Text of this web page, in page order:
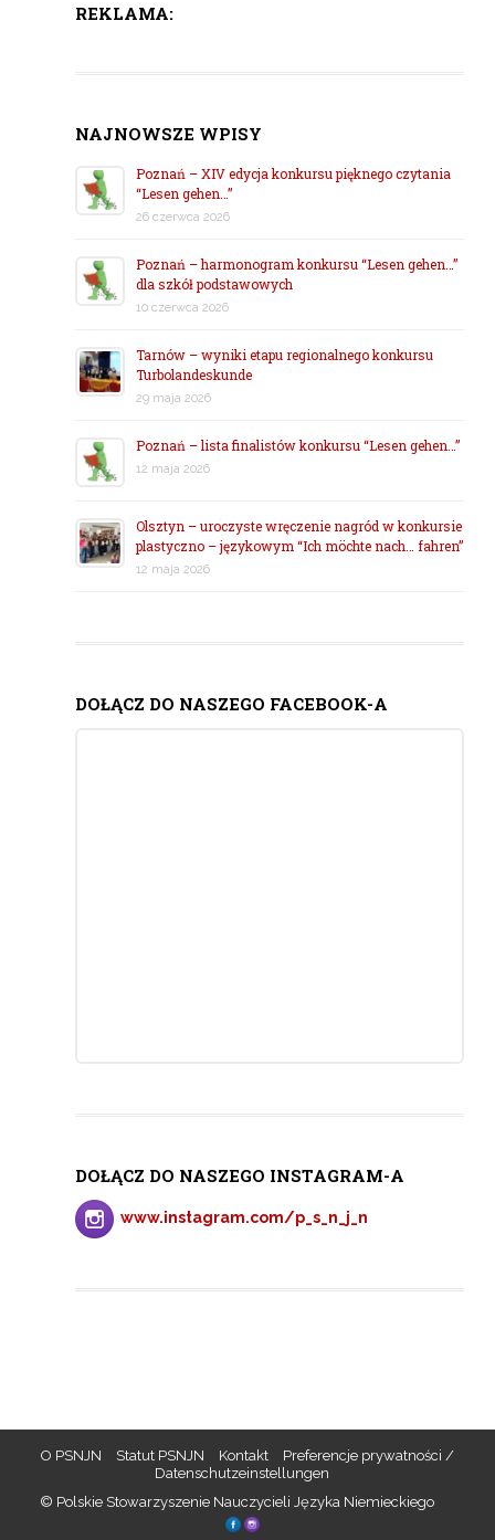
REKLAMA:
NAJNOWSZE WPISY
Poznań – XIV edycja konkursu pięknego czytania
“Lesen gehen…”
26 czerwca 2026
Poznań – harmonogram konkursu “Lesen gehen…”
dla szkół podstawowych
10 czerwca 2026
Tarnów – wyniki etapu regionalnego konkursu
Turbolandeskunde
29 maja 2026
Poznań – lista finalistów konkursu “Lesen gehen…”
12 maja 2026
Olsztyn – uroczyste wręczenie nagród w konkursie
plastyczno – językowym “Ich möchte nach… fahren”
12 maja 2026
DOŁĄCZ DO NASZEGO FACEBOOK-A
DOŁĄCZ DO NASZEGO INSTAGRAM-A
www.instagram.com/p_s_n_j_n
O PSNJN Statut PSNJN Kontakt
Preferencje prywatności /
Datenschutzeinstellungen
© Polskie Stowarzyszenie Nauczycieli Języka Niemieckiego